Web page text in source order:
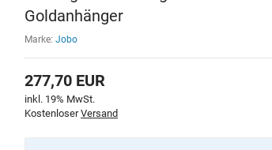
Goldanhänger
Marke: Jobo
277,70 EUR
inkl. 19% MwSt.
KostenloserVersand